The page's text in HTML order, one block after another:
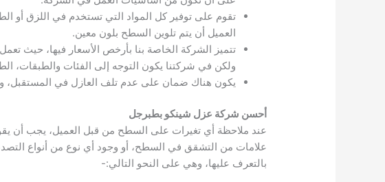
تقوم على توفير كل المواد التي تستخدم في اللزق أو
العميل أن يتم تلوين السطح بلون معين.
تتميز الشركة الخاصة بنا بأرخص الأسعار فيها، حيث
ولكن في شركتنا يكون التوجه إلى الفئات والطبقات،
يكون هناك ضمان على عدم تلف العازل في المستقبل،
أحسن شركة عزل شينكو بطبرجل
عند ملاحظة أي تغيرات على السطح من قبل العميل، يجب أن
علامات من التشقق في السطح، أو وجود أي نوع من أنواع
بالتعرف عليها، وهي على النحو التالي:-